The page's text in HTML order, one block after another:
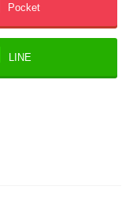
Pocket
LINE